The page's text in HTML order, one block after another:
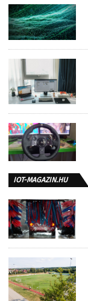
IOT-MAGAZIN.HU